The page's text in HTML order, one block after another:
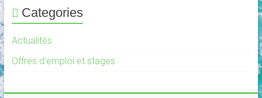
Categories
Actualités
Offres d’emploi et stages